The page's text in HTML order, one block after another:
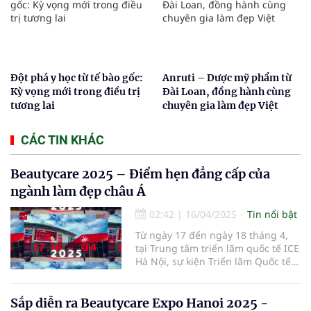
Đột phá y học từ tế bào gốc:
Kỳ vọng mới trong điều trị
tương lai
Anruti – Dược mỹ phẩm từ
Đài Loan, đồng hành cùng
chuyên gia làm đẹp Việt
CÁC TIN KHÁC
Beautycare 2025 – Điểm hẹn đẳng cấp của
ngành làm đẹp châu Á
02:42 | 16/04/2025
Tin nổi bật
Từ ngày 17 đến ngày 18 tháng 4,
tại Trung tâm triển lãm quốc tế ICE
Hà Nội, sự kiện Triển lãm Quốc tế
"Vẻ đẹp bền vững – Công nghệ
Sắp diễn ra Beautycare Expo Hanoi 2025 -